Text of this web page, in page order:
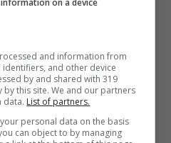
anche la sorella
intorno al fratello:
né fumato, non era al
per analizzare
fosse stato distratto
. “C’era il verde –
on a device
and information from
and other device
by and shared with 319
this site. We and our partners
data. List of partners.
personal data on the basis
can object to by managing